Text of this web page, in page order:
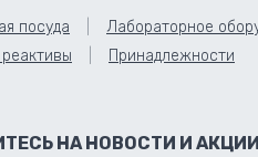
посуда Лабораторное
Принадлежности
НА НОВОСТИ И АКЦИИ